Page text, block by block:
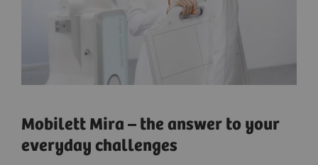
Mobilett Mira – the answer to your
everyday challenges